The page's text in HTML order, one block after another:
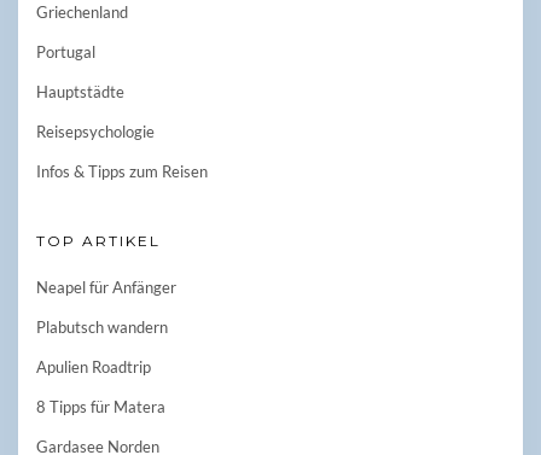
Griechenland
Portugal
Hauptstädte
Reisepsychologie
Infos & Tipps zum Reisen
TOP ARTIKEL
Neapel für Anfänger
Plabutsch wandern
Apulien Roadtrip
8 Tipps für Matera
Gardasee Norden